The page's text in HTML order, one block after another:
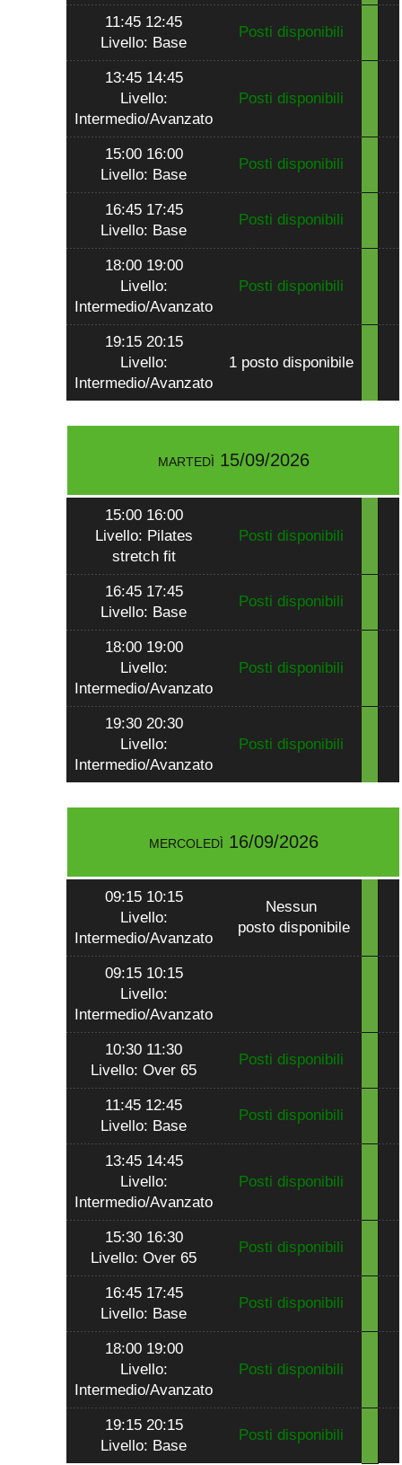
11:45 12:45
Livello: Base
Posti disponibili
13:45 14:45
Livello:
Intermedio/Avanzato
Posti disponibili
15:00 16:00
Livello: Base
Posti disponibili
16:45 17:45
Livello: Base
Posti disponibili
18:00 19:00
Livello:
Intermedio/Avanzato
Posti disponibili
19:15 20:15
Livello:
Intermedio/Avanzato
1 posto disponibile
martedì 15/09/2026
15:00 16:00
Livello: Pilates
stretch fit
Posti disponibili
16:45 17:45
Livello: Base
Posti disponibili
18:00 19:00
Livello:
Intermedio/Avanzato
Posti disponibili
19:30 20:30
Livello:
Intermedio/Avanzato
Posti disponibili
mercoledì 16/09/2026
09:15 10:15
Livello:
Intermedio/Avanzato
Nessun
posto disponibile
09:15 10:15
Livello:
Intermedio/Avanzato
10:30 11:30
Livello: Over 65
Posti disponibili
11:45 12:45
Livello: Base
Posti disponibili
13:45 14:45
Livello:
Intermedio/Avanzato
Posti disponibili
15:30 16:30
Livello: Over 65
Posti disponibili
16:45 17:45
Livello: Base
Posti disponibili
18:00 19:00
Livello:
Intermedio/Avanzato
Posti disponibili
19:15 20:15
Livello: Base
Posti disponibili